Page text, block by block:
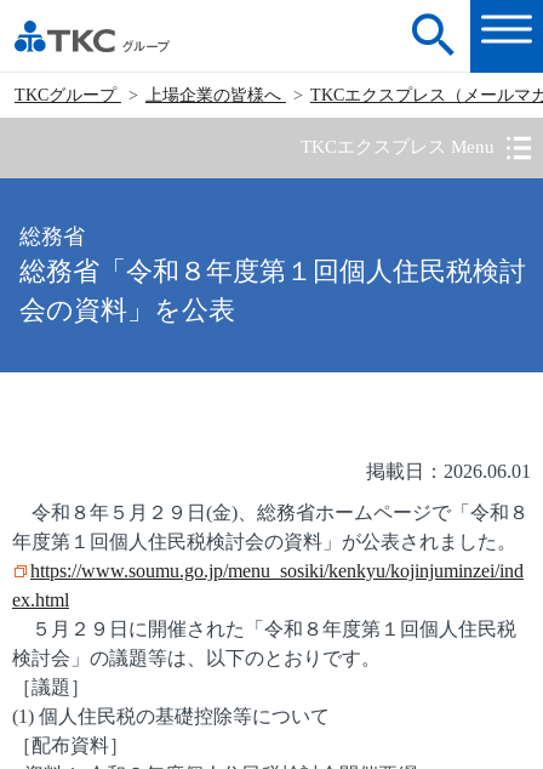
TKCグループ 上場企業の皆様へ TKCエクスプレス（メールマ
TKCエクスプレス Menu
総務省
総務省「令和８年度第１回個人住民税検討
会の資料」を公表
掲載日：2026.06.01
令和８年５月２９日(金)、総務省ホームページで「令和８
年度第１回個人住民税検討会の資料」が公表されました。
https://www.soumu.go.jp/menu_sosiki/kenkyu/kojinjuminzei/ind
ex.html
５月２９日に開催された「令和８年度第１回個人住民税
検討会」の議題等は、以下のとおりです。
［議題］
(1) 個人住民税の基礎控除等について
［配布資料］